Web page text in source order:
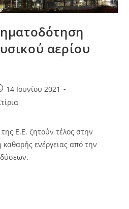
αερίου
14 Ιουνίου 2021
Ε.Ε. ζητούν τέλος στην
ενέργειας από την